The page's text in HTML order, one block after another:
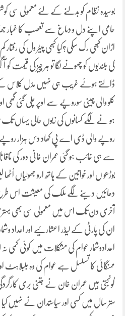
بوسیدہ نظام کو بدلنے کے لئے معمولی سی
حامی اپنے دل و دماغ سے تعصب کا غبار جھاڑ
اڑان کبھی رک سکی؟کیا کبھی پیٹر ول کی رفتار
کی بلندیوں کو چھونے لگا تو ہر چیز کی قیمت
ڈالتے ہوئے غریب ہی نہیں مڈل کلاس
کلو والی چینی سوروپے سے اوپر چلی گئی گھی
ہو نے لگے کسانوں کی زبوں حالی یہاں تک
روپے والی ڈی اے پی کھاد دس ہزار روپے سے
سے ہی غائب ہو گئی عمران خانی دور کی ناقابل
بوڑھو ں اور خواتین کے ہاتھ ارو جھولیاں اُٹھا
دعائیں دینے لگے ملک کی معیشت اس طرح
آخری دن تک اس میں معمولی سی بھی
ان کی پارٹی کے لیڈر اعشارئیے اور اعداد
اعدادوشمار عوام کی مشکلات میں کوئی کمی نہ
مہنگائی کا تسلسل ہے عوام کی وہ بلبلاہٹ
گونجتی ہیں عمران خان نے جتنی بری
ستر سال میں کسی اور سیاستدان نے نہیں